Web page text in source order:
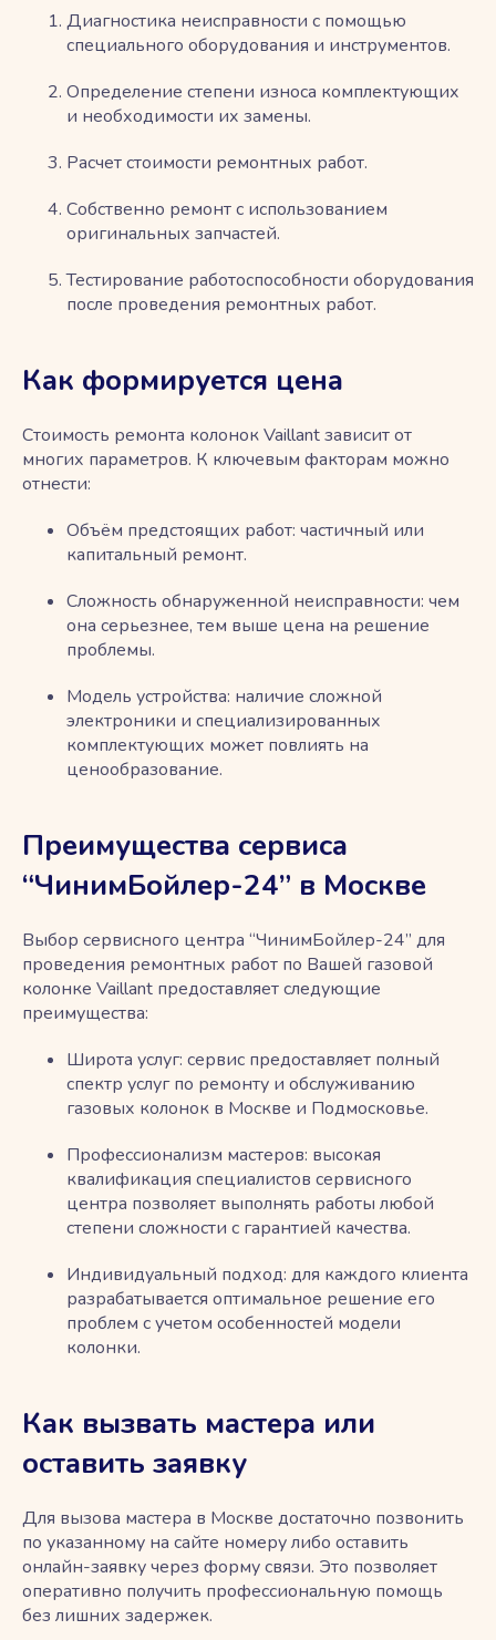
Диагностика неисправности с помощью
специального оборудования и инструментов.
Определение степени износа комплектующих
и необходимости их замены.
Расчет стоимости ремонтных работ.
Собственно ремонт с использованием
оригинальных запчастей.
Тестирование работоспособности оборудования
после проведения ремонтных работ.
Как формируется цена
Стоимость ремонта колонок Vaillant зависит от
многих параметров. К ключевым факторам можно
отнести:
Объём предстоящих работ: частичный или
капитальный ремонт.
Сложность обнаруженной неисправности: чем
она серьезнее, тем выше цена на решение
проблемы.
Модель устройства: наличие сложной
электроники и специализированных
комплектующих может повлиять на
ценообразование.
Преимущества сервиса
“ЧинимБойлер-24” в Москве
Выбор сервисного центра “ЧинимБойлер-24” для
проведения ремонтных работ по Вашей газовой
колонке Vaillant предоставляет следующие
преимущества:
Широта услуг: сервис предоставляет полный
спектр услуг по ремонту и обслуживанию
газовых колонок в Москве и Подмосковье.
Профессионализм мастеров: высокая
квалификация специалистов сервисного
центра позволяет выполнять работы любой
степени сложности с гарантией качества.
Индивидуальный подход: для каждого клиента
разрабатывается оптимальное решение его
проблем с учетом особенностей модели
колонки.
Как вызвать мастера или
оставить заявку
Для вызова мастера в Москве достаточно позвонить
по указанному на сайте номеру либо оставить
онлайн-заявку через форму связи. Это позволяет
оперативно получить профессиональную помощь
без лишних задержек.